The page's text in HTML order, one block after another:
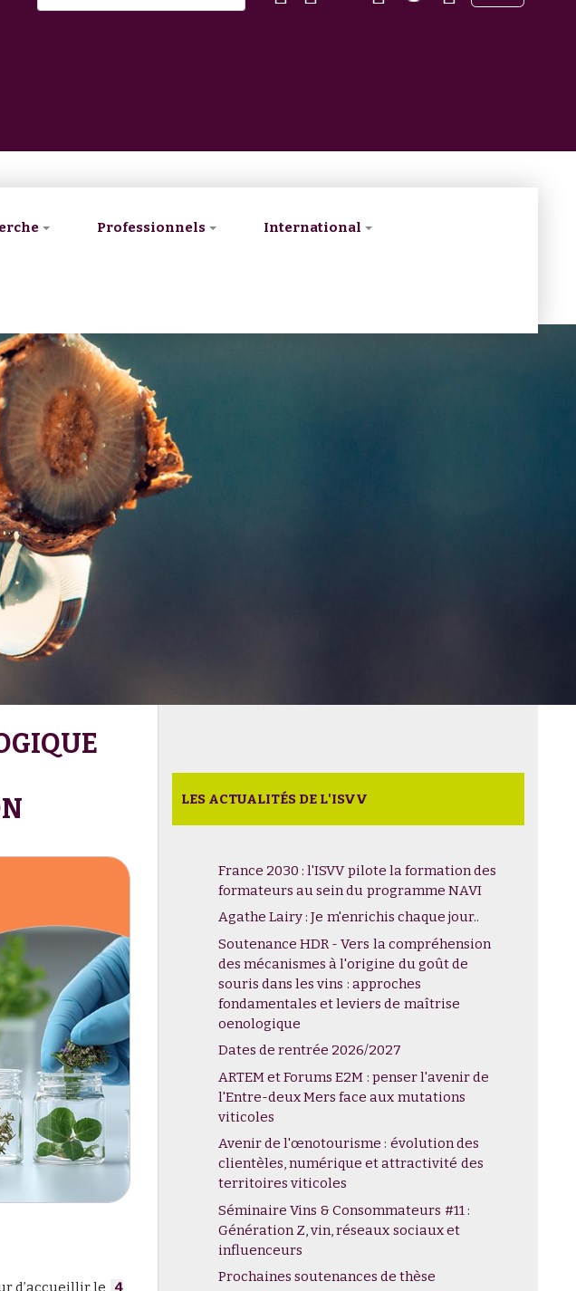
Professionnels International
d’accueillir le
4
LES ACTUALITÉS DE L'ISVV
France 2030 : l'ISVV pilote la formation des
formateurs au sein du programme NAVI
Agathe Lairy : Je m'enrichis chaque jour..
Soutenance HDR - Vers la compréhension
des mécanismes à l'origine du goût de
souris dans les vins : approches
fondamentales et leviers de maîtrise
oenologique
Dates de rentrée 2026/2027
ARTEM et Forums E2M : penser l'avenir de
l'Entre-deux Mers face aux mutations
viticoles
Avenir de l'œnotourisme : évolution des
clientèles, numérique et attractivité des
territoires viticoles
Séminaire Vins & Consommateurs #11 :
Génération Z, vin, réseaux sociaux et
influenceurs
Prochaines soutenances de thèse